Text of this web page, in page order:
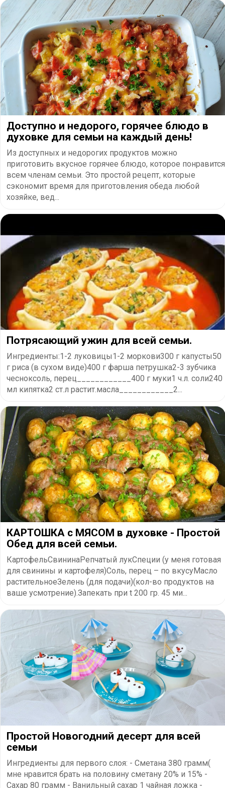
Доступно и недорого, горячее блюдо в
духовке для семьи на каждый день!
Из доступных и недорогих продуктов можно
приготовить вкусное горячее блюдо, которое понравится
всем членам семьи. Это простой рецепт, которые
сэкономит время для приготовления обеда любой
хозяйке, вед...
Потрясающий ужин для всей семьи.
Ингредиенты:1-2 луковицы1-2 моркови300 г капусты50
г риса (в сухом виде)400 г фарша петрушка2-3 зубчика
чесноксоль, перец____________400 г муки1 ч.л. соли240
мл кипятка2 ст.л растит.масла____________2...
КАРТОШКА с МЯСОМ в духовке - Простой
Обед для всей семьи.
КартофельСвининаРепчатый лукСпеции (у меня готовая
для свинины и картофеля)Соль, перец – по вкусуМасло
растительноеЗелень (для подачи)(кол-во продуктов на
ваше усмотрение).Запекать при t 200 гр. 45 ми...
Простой Новогодний десерт для всей
семьи
Ингредиенты для первого слоя: - Сметана 380 грамм(
мне нравится брать на половину сметану 20% и 15% -
Сахар 80 грамм - Ванильный сахар 1 чайная ложка -